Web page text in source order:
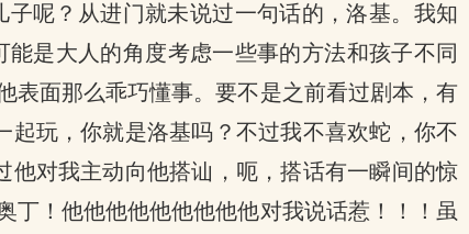
呢？从进门就未说过一句话的，洛基。我知
是大人的角度考虑一些事的方法和孩子不同
表面那么乖巧懂事。要不是之前看过剧本，有
玩，你就是洛基吗？不过我不喜欢蛇，你不
对我主动向他搭讪，呃，搭话有一瞬间的惊
！他他他他他他他他他对我说话惹！！！虽